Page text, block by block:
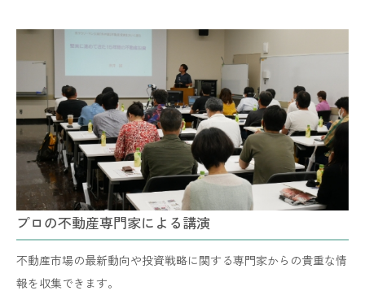
プロの不動産専門家による講演
不動産市場の最新動向や投資戦略に関する専門家からの貴重な情
報を収集できます。